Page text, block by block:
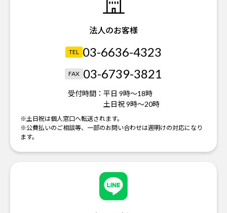
法人のお客様
TEL 03-6636-4323
FAX 03-6739-3821
受付時間： 平日 9時～18時
土日祝 9時～20時
※土日祝は個人窓口へ転送されます。
※公費払いのご相談等、一部のお問い合わせは週明けの対応になり
ます。